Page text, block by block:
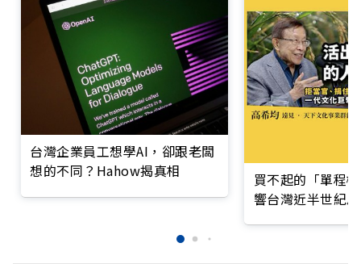
台灣企業員工想學AI，卻跟老闆
想的不同？Hahow揭真相
買不起的「單程
響台灣近半世紀